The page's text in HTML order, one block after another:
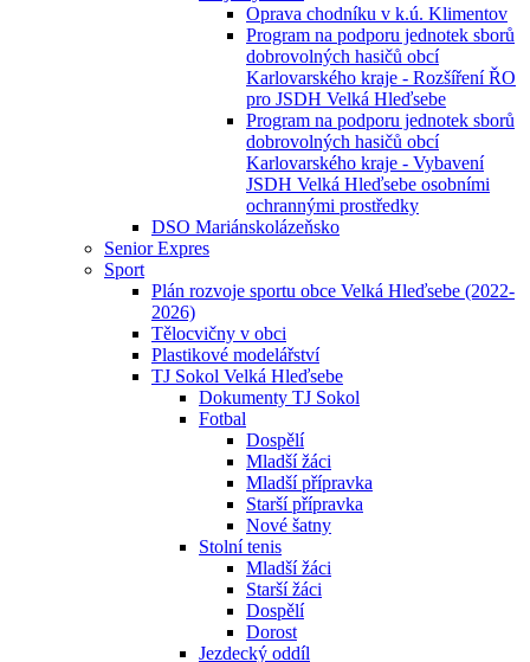
Oprava chodníku v k.ú. Klimentov
Program na podporu jednotek sborů
dobrovolných hasičů obcí
Karlovarského kraje - Rozšíření ŘO
pro JSDH Velká Hleďsebe
Program na podporu jednotek sborů
dobrovolných hasičů obcí
Karlovarského kraje - Vybavení
JSDH Velká Hleďsebe osobními
ochrannými prostředky
DSO Mariánskolázeňsko
Senior Expres
Sport
Plán rozvoje sportu obce Velká Hleďsebe (2022-
2026)
Tělocvičny v obci
Plastikové modelářství
TJ Sokol Velká Hleďsebe
Dokumenty TJ Sokol
Fotbal
Dospělí
Mladší žáci
Mladší přípravka
Starší přípravka
Nové šatny
Stolní tenis
Mladší žáci
Starší žáci
Dospělí
Dorost
Jezdecký oddíl